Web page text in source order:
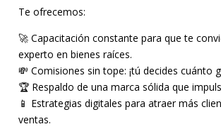
Aviso
Privacidad
Contacto
Te ofrecemos:
🚀 Capacitación constante para que te
experto en bienes raíces.
💸 Comisiones sin tope: ¡tú decides cuánto
🏆 Respaldo de una marca sólida que
📱 Estrategias digitales para atraer más
ventas.